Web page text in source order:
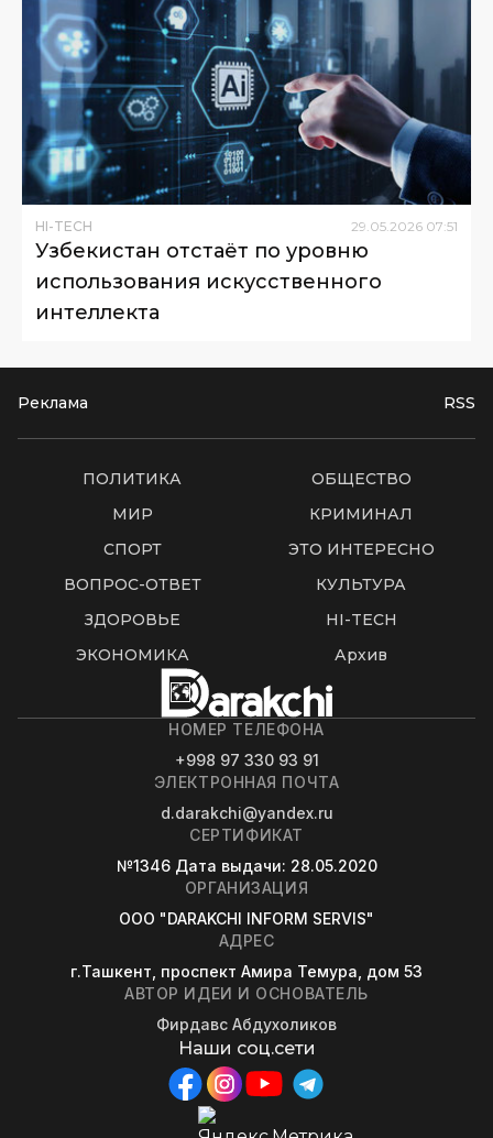
HI-TECH 29.05.2026 07:51
Узбекистан отстаёт по уровню
использования искусственного
интеллекта
Реклама RSS
ПОЛИТИКА
ОБЩЕСТВО
МИР
КРИМИНАЛ
СПОРТ
ЭТО ИНТЕРЕСНО
ВОПРОС-ОТВЕТ
КУЛЬТУРА
ЗДОРОВЬЕ
HI-TECH
ЭКОНОМИКА
Архив
НОМЕР ТЕЛЕФОНА
+998 97 330 93 91
ЭЛЕКТРОННАЯ ПОЧТА
d.darakchi@yandex.ru
СЕРТИФИКАТ
№1346 Дата выдачи: 28.05.2020
ОРГАНИЗАЦИЯ
OOO "DARAKCHI INFORM SERVIS"
АДРЕС
г.Ташкент, проспект Амира Темура, дом 53
АВТОР ИДЕИ И ОСНОВАТЕЛЬ
Фирдавс Абдухоликов
Наши соц.сети